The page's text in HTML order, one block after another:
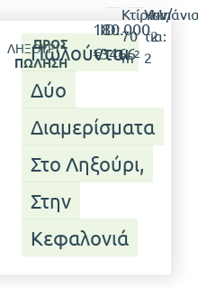
ΛΗΞΟΎΡΙ
ΠΡΟΣ
ΠΏΛΗΣΗ
Πωλούνται
Δύο
Διαμερίσματα
Στο Ληξούρι,
Στην
Κεφαλονιά
180.000
€
ID:
3466
Κτίριο:
70
m2
Υπν/
τια:
2
2